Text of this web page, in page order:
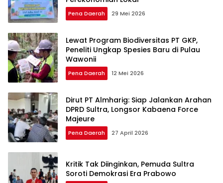
Pena Daerah 29 Mei 2026
Lewat Program Biodiversitas PT GKP,
Peneliti Ungkap Spesies Baru di Pulau
Wawonii
Pena Daerah 12 Mei 2026
Dirut PT Almharig: Siap Jalankan Arahan
DPRD Sultra, Longsor Kabaena Force
Majeure
Pena Daerah 27 April 2026
Kritik Tak Diinginkan, Pemuda Sultra
Soroti Demokrasi Era Prabowo